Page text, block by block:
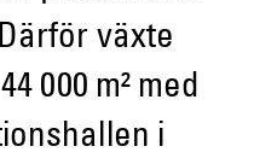
växte
000 m² med
i